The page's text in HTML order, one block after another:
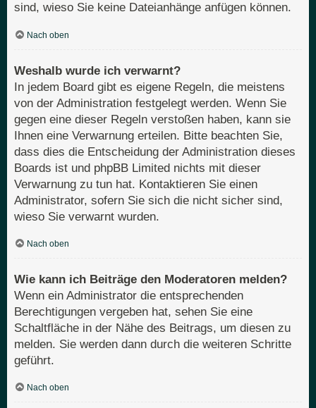
sind, wieso Sie keine Dateianhänge anfügen können.
Nach oben
Weshalb wurde ich verwarnt?
In jedem Board gibt es eigene Regeln, die meistens
von der Administration festgelegt werden. Wenn Sie
gegen eine dieser Regeln verstoßen haben, kann sie
Ihnen eine Verwarnung erteilen. Bitte beachten Sie,
dass dies die Entscheidung der Administration dieses
Boards ist und phpBB Limited nichts mit dieser
Verwarnung zu tun hat. Kontaktieren Sie einen
Administrator, sofern Sie sich die nicht sicher sind,
wieso Sie verwarnt wurden.
Nach oben
Wie kann ich Beiträge den Moderatoren melden?
Wenn ein Administrator die entsprechenden
Berechtigungen vergeben hat, sehen Sie eine
Schaltfläche in der Nähe des Beitrags, um diesen zu
melden. Sie werden dann durch die weiteren Schritte
geführt.
Nach oben